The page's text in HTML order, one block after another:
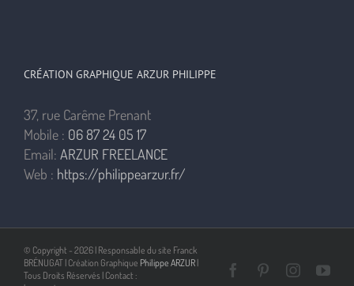
CRÉATION GRAPHIQUE ARZUR PHILIPPE
37, rue Carême Prenant
Mobile : 06 87 24 05 17
Email: ARZUR FREELANCE
Web : https://philippearzur.fr/
© Copyright - 2026 | Responsable du site Franck
BRÉNUGAT | Création Graphique Philippe ARZUR |
Tous Droits Réservés | Contact :
FacebookPinterest